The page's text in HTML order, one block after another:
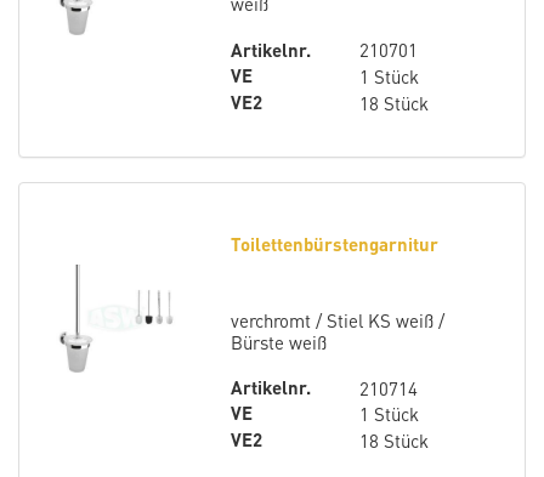
Artikelnr.
210701
VE
1 Stück
VE2
18 Stück
Toilettenbürstengarnitur
verchromt / Stiel KS weiß /
Bürste weiß
Artikelnr.
210714
VE
1 Stück
VE2
18 Stück